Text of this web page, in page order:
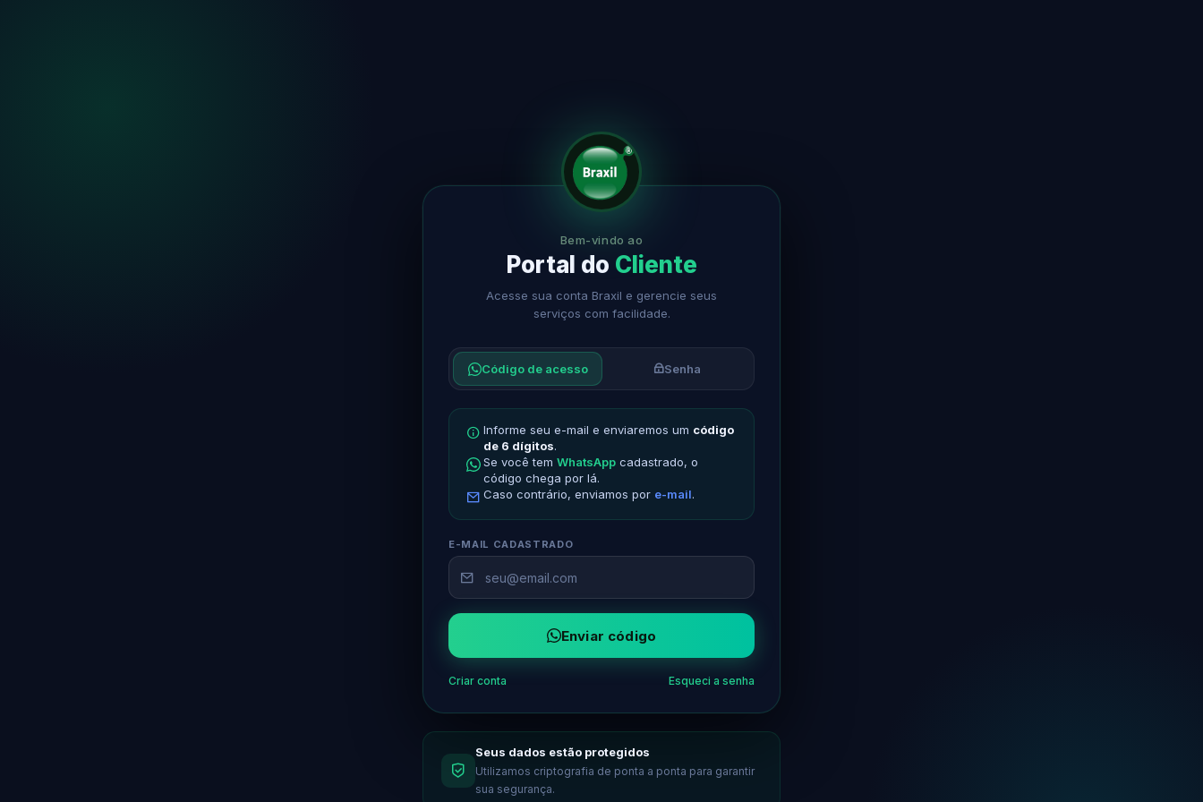
Bem-vindo ao
Portal do Cliente
Acesse sua conta Braxil e gerencie seus
serviços com facilidade.
Código de acesso Senha
Informe seu e-mail e enviaremos um código
de 6 dígitos.
Se você tem WhatsApp cadastrado, o
código chega por lá.
Caso contrário, enviamos por e-mail.
E-MAIL CADASTRADO
Enviar código
Criar conta Esqueci a senha
Seus dados estão protegidos
Utilizamos criptografia de ponta a ponta para garantir
sua segurança.